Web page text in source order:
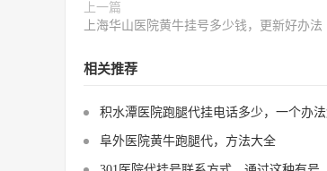
上一篇
上海华山医院黄牛挂号多少钱，更新好办法
相关推荐
积水潭医院跑腿代挂电话多少，一个办
阜外医院黄牛跑腿代，方法大全